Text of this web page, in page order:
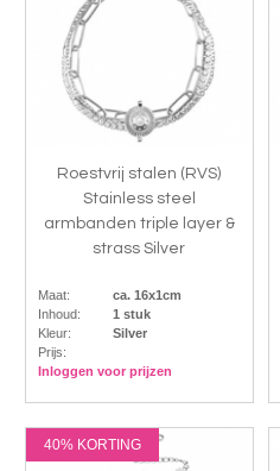
Roestvrij stalen (RVS)
Stainless steel
armbanden triple layer &
strass Silver
Maat:
ca. 16x1cm
Inhoud:
1 stuk
Kleur:
Silver
Prijs:
Inloggen voor prijzen
40% KORTING